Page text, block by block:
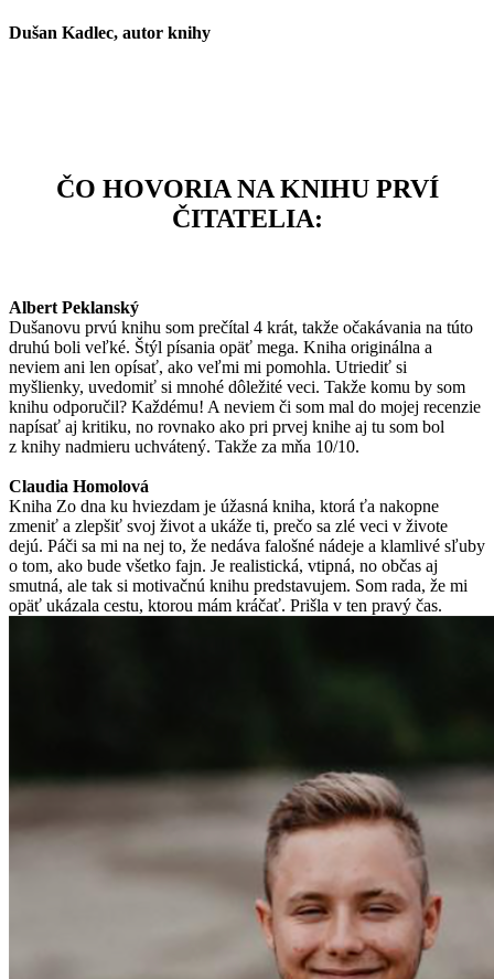
Dušan Kadlec, autor knihy
ČO HOVORIA NA KNIHU PRVÍ
ČITATELIA:
Albert Peklanský
Dušanovu prvú knihu som prečítal 4 krát, takže očakávania na túto
druhú boli veľké. Štýl písania opäť mega. Kniha originálna a
neviem ani len opísať, ako veľmi mi pomohla. Utriediť si
myšlienky, uvedomiť si mnohé dôležité veci. Takže komu by som
knihu odporučil? Každému! A neviem či som mal do mojej recenzie
napísať aj kritiku, no rovnako ako pri prvej knihe aj tu som bol
z knihy nadmieru uchvátený. Takže za mňa 10/10.
Claudia Homolová
Kniha Zo dna ku hviezdam je úžasná kniha, ktorá ťa nakopne
zmeniť a zlepšiť svoj život a ukáže ti, prečo sa zlé veci v živote
dejú. Páči sa mi na nej to, že nedáva falošné nádeje a klamlivé sľuby
o tom, ako bude všetko fajn. Je realistická, vtipná, no občas aj
smutná, ale tak si motivačnú knihu predstavujem. Som rada, že mi
opäť ukázala cestu, ktorou mám kráčať. Prišla v ten pravý čas.